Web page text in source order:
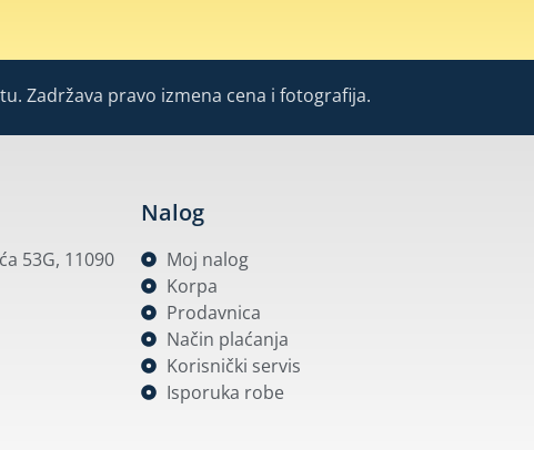
Zadržava pravo izmena cena i fotografija.
53G, 11090
Nalog
Moj nalog
Korpa
Prodavnica
Način plaćanja
Korisnički servis
Isporuka robe